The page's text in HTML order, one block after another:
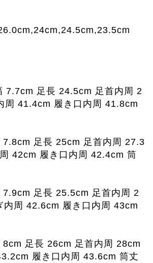
7.7cm 足長 24.5cm 足首内周 2
周 41.4cm 履き口内周 41.8cm
7.8cm 足長 25cm 足首内周 27.3
42cm 履き口内周 42.4cm 筒
7.9cm 足長 25.5cm 足首内周 2
内周 42.6cm 履き口内周 43cm
足長 26cm 足首内周 28cm
履き口内周 43.6cm 筒丈